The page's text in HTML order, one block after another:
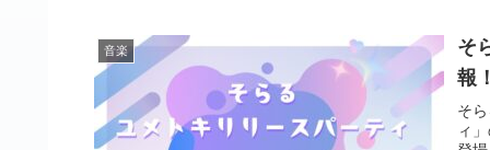
音楽
そ
報
そ
ィ